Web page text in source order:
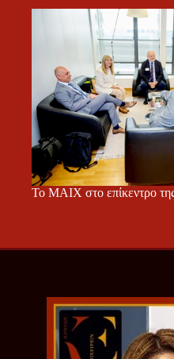
Το ΜΑΙΧ στο επίκεντρο της